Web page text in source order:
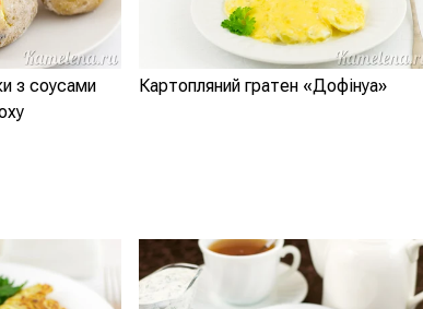
з соусами
Картопляний гратен «Дофінуа»